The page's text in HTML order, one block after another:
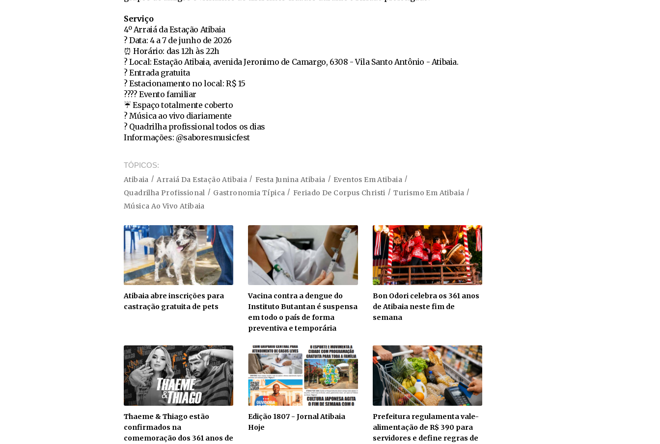
Serviço
4º Arraiá da Estação Atibaia
? Data: 4 a 7 de junho de 2026
⏰ Horário: das 12h às 22h
? Local: Estação Atibaia, avenida Jeronimo de Camargo, 6308 - Vila Santo Antônio - Atibaia.
?️ Entrada gratuita
? Estacionamento no local: R$ 15
?‍?‍?‍? Evento familiar
☔ Espaço totalmente coberto
? Música ao vivo diariamente
? Quadrilha profissional todos os dias
Informações: @saboresmusicfest
TÓPICOS
Atibaia Arraiá Da Estação Atibaia Festa Junina Atibaia
Eventos Em Atibaia
Quadrilha Profissional
Gastronomia Típica Feriado De Corpus Christi
Turismo Em Atibaia
Música Ao Vivo Atibaia
Atibaia abre inscrições para
castração gratuita de pets
Vacina contra a dengue do
Instituto Butantan é suspensa
em todo o país de forma
preventiva e temporária
Bon Odori celebra os 361 anos
de Atibaia neste fim de
semana
Thaeme & Thiago estão
confirmados na
comemoração dos 361 anos de
Edição 1807 - Jornal Atibaia
Hoje
Prefeitura regulamenta vale-
alimentação de R$ 390 para
servidores e define regras de